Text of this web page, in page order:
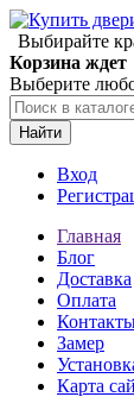
Выбирайте
Корзина ждет
Выберите
Найти
Вход
Главная
Блог
Доставка
Оплата
Замер
Карта